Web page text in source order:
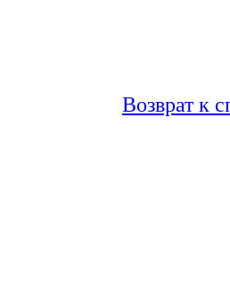
Возврат к